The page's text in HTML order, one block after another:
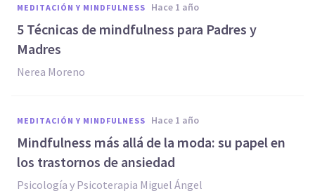
MEDITACIÓN Y MINDFULNESS hace 1 año
5 Técnicas de mindfulness para Padres y
Madres
Nerea Moreno
MEDITACIÓN Y MINDFULNESS hace 1 año
Mindfulness más allá de la moda: su papel en
los trastornos de ansiedad
Psicología y Psicoterapia Miguel Ángel